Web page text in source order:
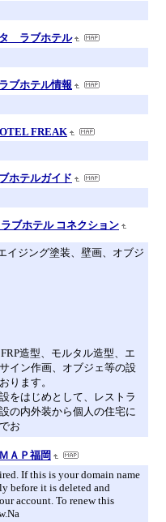
ラブホテル
ブホテル情報
FREAK
ホテルガイド
ブホテル コネクション
イジング塗装、壁画、オブジ
造型、モルタル造型、エ
イン作画、オブジェ等の設
ります。
をはじめとして、レストラ
の内外装から個人の住宅に
お
ＡＰ福岡
If this is your domain name
before it is deleted and
account. To renew this